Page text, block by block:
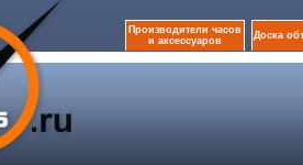
Производители часов
и аксессуаров
Доска